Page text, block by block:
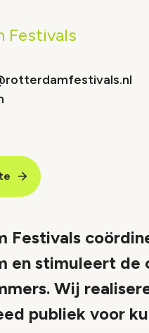
Festivals
Festivals
en stimuleert
Wij
publiek voor